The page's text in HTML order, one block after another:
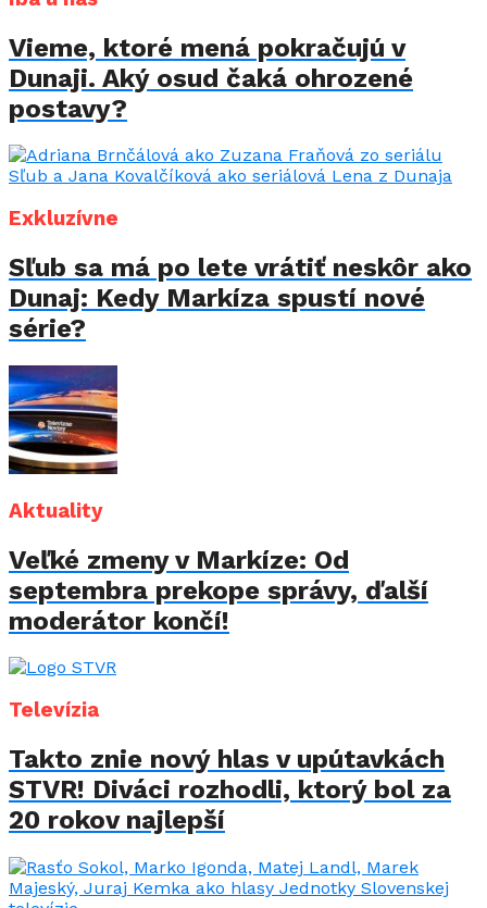
Vieme, ktoré mená pokračujú v
Dunaji. Aký osud čaká ohrozené
postavy?
Exkluzívne
Sľub sa má po lete vrátiť neskôr ako
Dunaj: Kedy Markíza spustí nové
série?
Aktuality
Veľké zmeny v Markíze: Od
septembra prekope správy, ďalší
moderátor končí!
Televízia
Takto znie nový hlas v upútavkách
STVR! Diváci rozhodli, ktorý bol za
20 rokov najlepší